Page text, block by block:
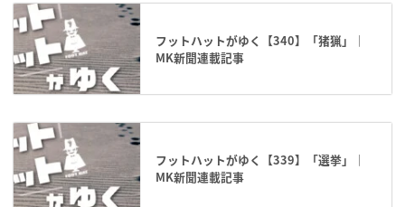
フットハットがゆく【340】「猪猟」｜
MK新聞連載記事
フットハットがゆく【339】「選挙」｜
MK新聞連載記事